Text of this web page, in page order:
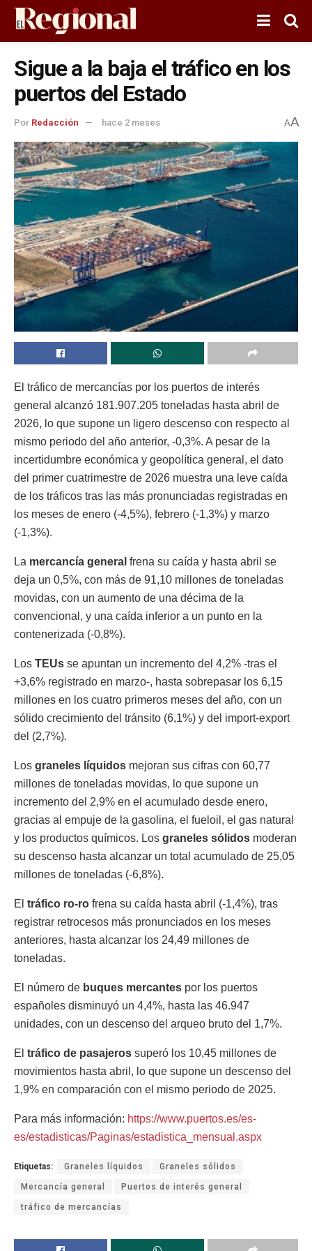
Sigue a la baja el tráfico en los
puertos del Estado
Por Redacción hace 2 meses AA
El tráfico de mercancías por los puertos de interés
general alcanzó 181.907.205 toneladas hasta abril de
2026, lo que supone un ligero descenso con respecto al
mismo periodo del año anterior, -0,3%. A pesar de la
incertidumbre económica y geopolítica general, el dato
del primer cuatrimestre de 2026 muestra una leve caída
de los tráficos tras las más pronunciadas registradas en
los meses de enero (-4,5%), febrero (-1,3%) y marzo
(-1,3%).
La mercancía general frena su caída y hasta abril se
deja un 0,5%, con más de 91,10 millones de toneladas
movidas, con un aumento de una décima de la
convencional, y una caída inferior a un punto en la
contenerizada (-0,8%).
Los TEUs se apuntan un incremento del 4,2% -tras el
+3,6% registrado en marzo-, hasta sobrepasar los 6,15
millones en los cuatro primeros meses del año, con un
sólido crecimiento del tránsito (6,1%) y del import-export
del (2,7%).
Los graneles líquidos mejoran sus cifras con 60,77
millones de toneladas movidas, lo que supone un
incremento del 2,9% en el acumulado desde enero,
gracias al empuje de la gasolina, el fueloil, el gas natural
y los productos químicos. Los graneles sólidos moderan
su descenso hasta alcanzar un total acumulado de 25,05
millones de toneladas (-6,8%).
El tráfico ro-ro frena su caída hasta abril (-1,4%), tras
registrar retrocesos más pronunciados en los meses
anteriores, hasta alcanzar los 24,49 millones de
toneladas.
El número de buques mercantes por los puertos
españoles disminuyó un 4,4%, hasta las 46.947
unidades, con un descenso del arqueo bruto del 1,7%.
El tráfico de pasajeros superó los 10,45 millones de
movimientos hasta abril, lo que supone un descenso del
1,9% en comparación con el mismo periodo de 2025.
Para más información: https://www.puertos.es/es-
es/estadisticas/Paginas/estadistica_mensual.aspx
Etiquetas: Graneles líquidos Graneles sólidos
Mercancía general Puertos de interés general
tráfico de mercancías